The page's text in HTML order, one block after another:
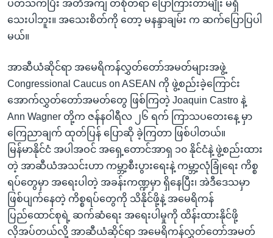
ပတ်သက်ပြီး အတိအကျ တစုံတရာ ပြောကြားတာမျိုး မရှိ
သေးပါဘူး။ အသေးစိတ်ကို တော့ မနန္ဒာချမ်း က ဆက်ပြောပြပါ
မယ်။
အာဆီယံဆိုင်ရာ အမေရိကန်လွှတ်တော်အမတ်များအဖွဲ့
Congressional Caucus on ASEAN ကို ဖွဲ့စည်းခဲ့ကြောင်း
အောက်လွှတ်တော်အမတ်တွေ ဖြစ်ကြတဲ့ Joaquin Castro နဲ့
Ann Wagner တို့က ဇန်နဝါရီလ ၂၆ ရက် ကြာသပတေးနေ့ မှာ
ကြေညာချက် ထုတ်ပြန် ပြောဆို ခဲ့ကြတာ ဖြစ်ပါတယ်။
မြန်မာနိုင်ငံ အပါအဝင် အရှေ့တောင်အာရှ ၁၀ နိုင်ငံနဲ့ ဖွဲ့စည်းထား
တဲ့ အာဆီယံအသင်းဟာ ကမ္ဘာ့စီးပွားရေးနဲ့ ကမ္ဘာ့လုံခြုံရေး ကိစ္စ
ရပ်တွေမှာ အရေးပါတဲ့ အခန်းကဏ္ဍမှာ ရှိနေပြီး၊ အဲဒီဒေသမှာ
ဖြစ်ပျက်နေတဲ့ ကိစ္စရပ်တွေကို သိနိုင်ဖို့နဲ့ အမေရိကန်
ပြည်ထောင်စုရဲ့ ဆက်ဆံရေး အရေးပါမှုကို ထိန်းထားနိုင်ဖို့
လိုအပ်တယ်လို့ အာဆီယံဆိုင်ရာ အမေရိကန်လွှတ်တော်အမတ်